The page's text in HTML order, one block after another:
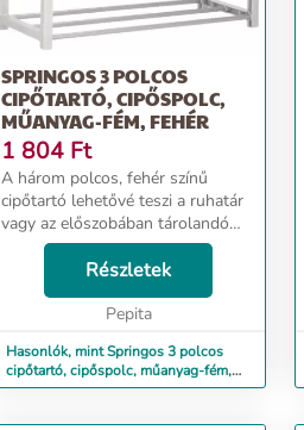
SPRINGOS 3 POLCOS
CIPŐTARTÓ, CIPŐSPOLC,
MŰANYAG-FÉM, FEHÉR
1 804 Ft
A három polcos, fehér színű
cipőtartó lehetővé teszi a ruhatár
vagy az előszobában tárolandó
cipők megfelelő elrendezését.
Viszonylag kis helyen tárolhatja a
cipőket, ruhákat. A polc stabil
Részletek
Pepita
Hasonlók, mint Springos 3 polcos
cipőtartó, cipőspolc, műanyag-fém,
fehér